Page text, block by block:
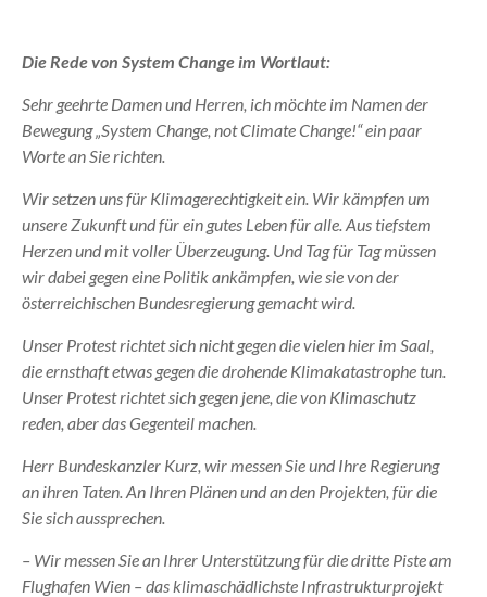
Die Rede von System Change im Wortlaut:
Sehr geehrte Damen und Herren, ich möchte im Namen der
Bewegung „System Change, not Climate Change!“ ein paar
Worte an Sie richten.
Wir setzen uns für Klimagerechtigkeit ein. Wir kämpfen um
unsere Zukunft und für ein gutes Leben für alle. Aus tiefstem
Herzen und mit voller Überzeugung. Und Tag für Tag müssen
wir dabei gegen eine Politik ankämpfen, wie sie von der
österreichischen Bundesregierung gemacht wird.
Unser Protest richtet sich nicht gegen die vielen hier im Saal,
die ernsthaft etwas gegen die drohende Klimakatastrophe tun.
Unser Protest richtet sich gegen jene, die von Klimaschutz
reden, aber das Gegenteil machen.
Herr Bundeskanzler Kurz, wir messen Sie und Ihre Regierung
an ihren Taten. An Ihren Plänen und an den Projekten, für die
Sie sich aussprechen.
– Wir messen Sie an Ihrer Unterstützung für die dritte Piste am
Flughafen Wien – das klimaschädlichste Infrastrukturprojekt